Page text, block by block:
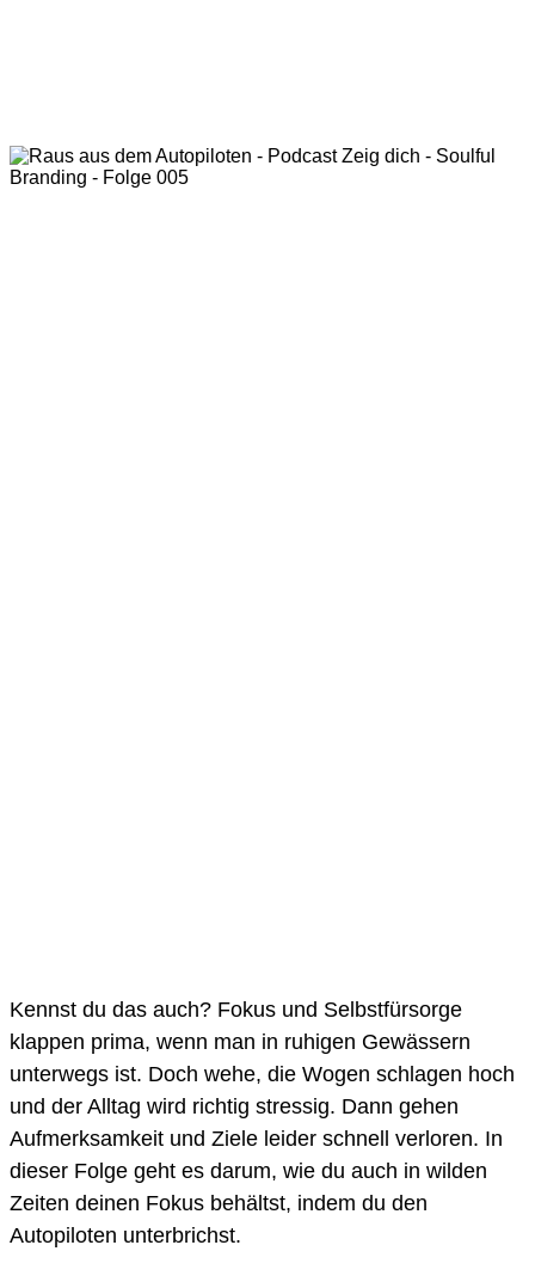
Kennst du das auch? Fokus und Selbstfürsorge
klappen prima, wenn man in ruhigen Gewässern
unterwegs ist. Doch wehe, die Wogen schlagen hoch
und der Alltag wird richtig stressig. Dann gehen
Aufmerksamkeit und Ziele leider schnell verloren. In
dieser Folge geht es darum, wie du auch in wilden
Zeiten deinen Fokus behältst, indem du den
Autopiloten unterbrichst.